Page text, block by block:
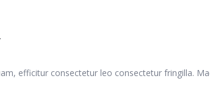
efficitur consectetur leo consectetur fringilla.